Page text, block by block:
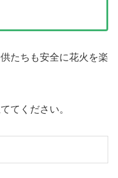
たちも安全に花火を楽
てください。